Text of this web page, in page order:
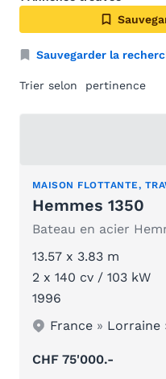
Sauvegarder la
Trier selon
MAISON FLOTTANTE,
Hemmes 1350
Bateau en acier
13.57 x 3.83 m
2 x 140 cv / 103 kW
1996
France » Lorraine
CHF 75'000.-